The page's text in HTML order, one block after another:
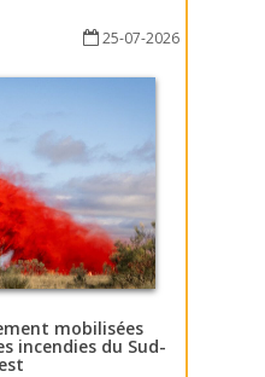
25-07-2026
mobilisées
incendies du Sud-